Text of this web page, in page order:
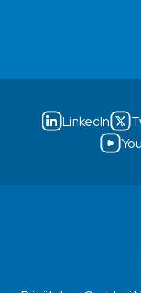
LinkedIn